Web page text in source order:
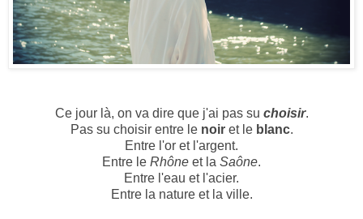
Ce jour là, on va dire que j'ai pas su choisir.
Pas su choisir entre le noiret le blanc.
Entre l'or et l'argent.
Entre le Rhône et la Saône.
Entre l'eau et l'acier.
Entre la nature et la ville.